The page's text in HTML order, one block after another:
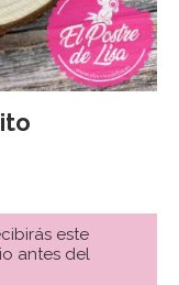
este
antes del